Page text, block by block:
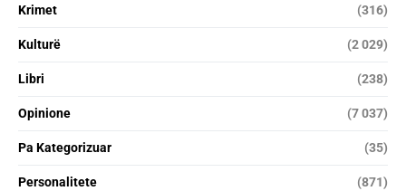
Krimet (316)
Kulturë (2 029)
Libri (238)
Opinione (7 037)
Pa Kategorizuar (35)
Personalitete (871)